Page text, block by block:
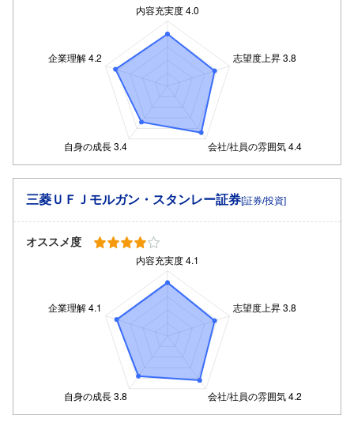
三菱ＵＦＪモルガン・スタンレー証券[証券/投資]
オススメ度